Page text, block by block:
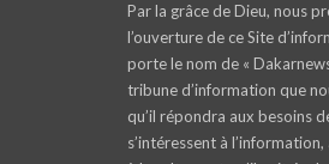
Par la grâce de Dieu, nous
l’ouverture de ce Site
porte le nom de « Dakarnews
tribune d’information que
qu’il répondra aux besoins
s’intéressent à